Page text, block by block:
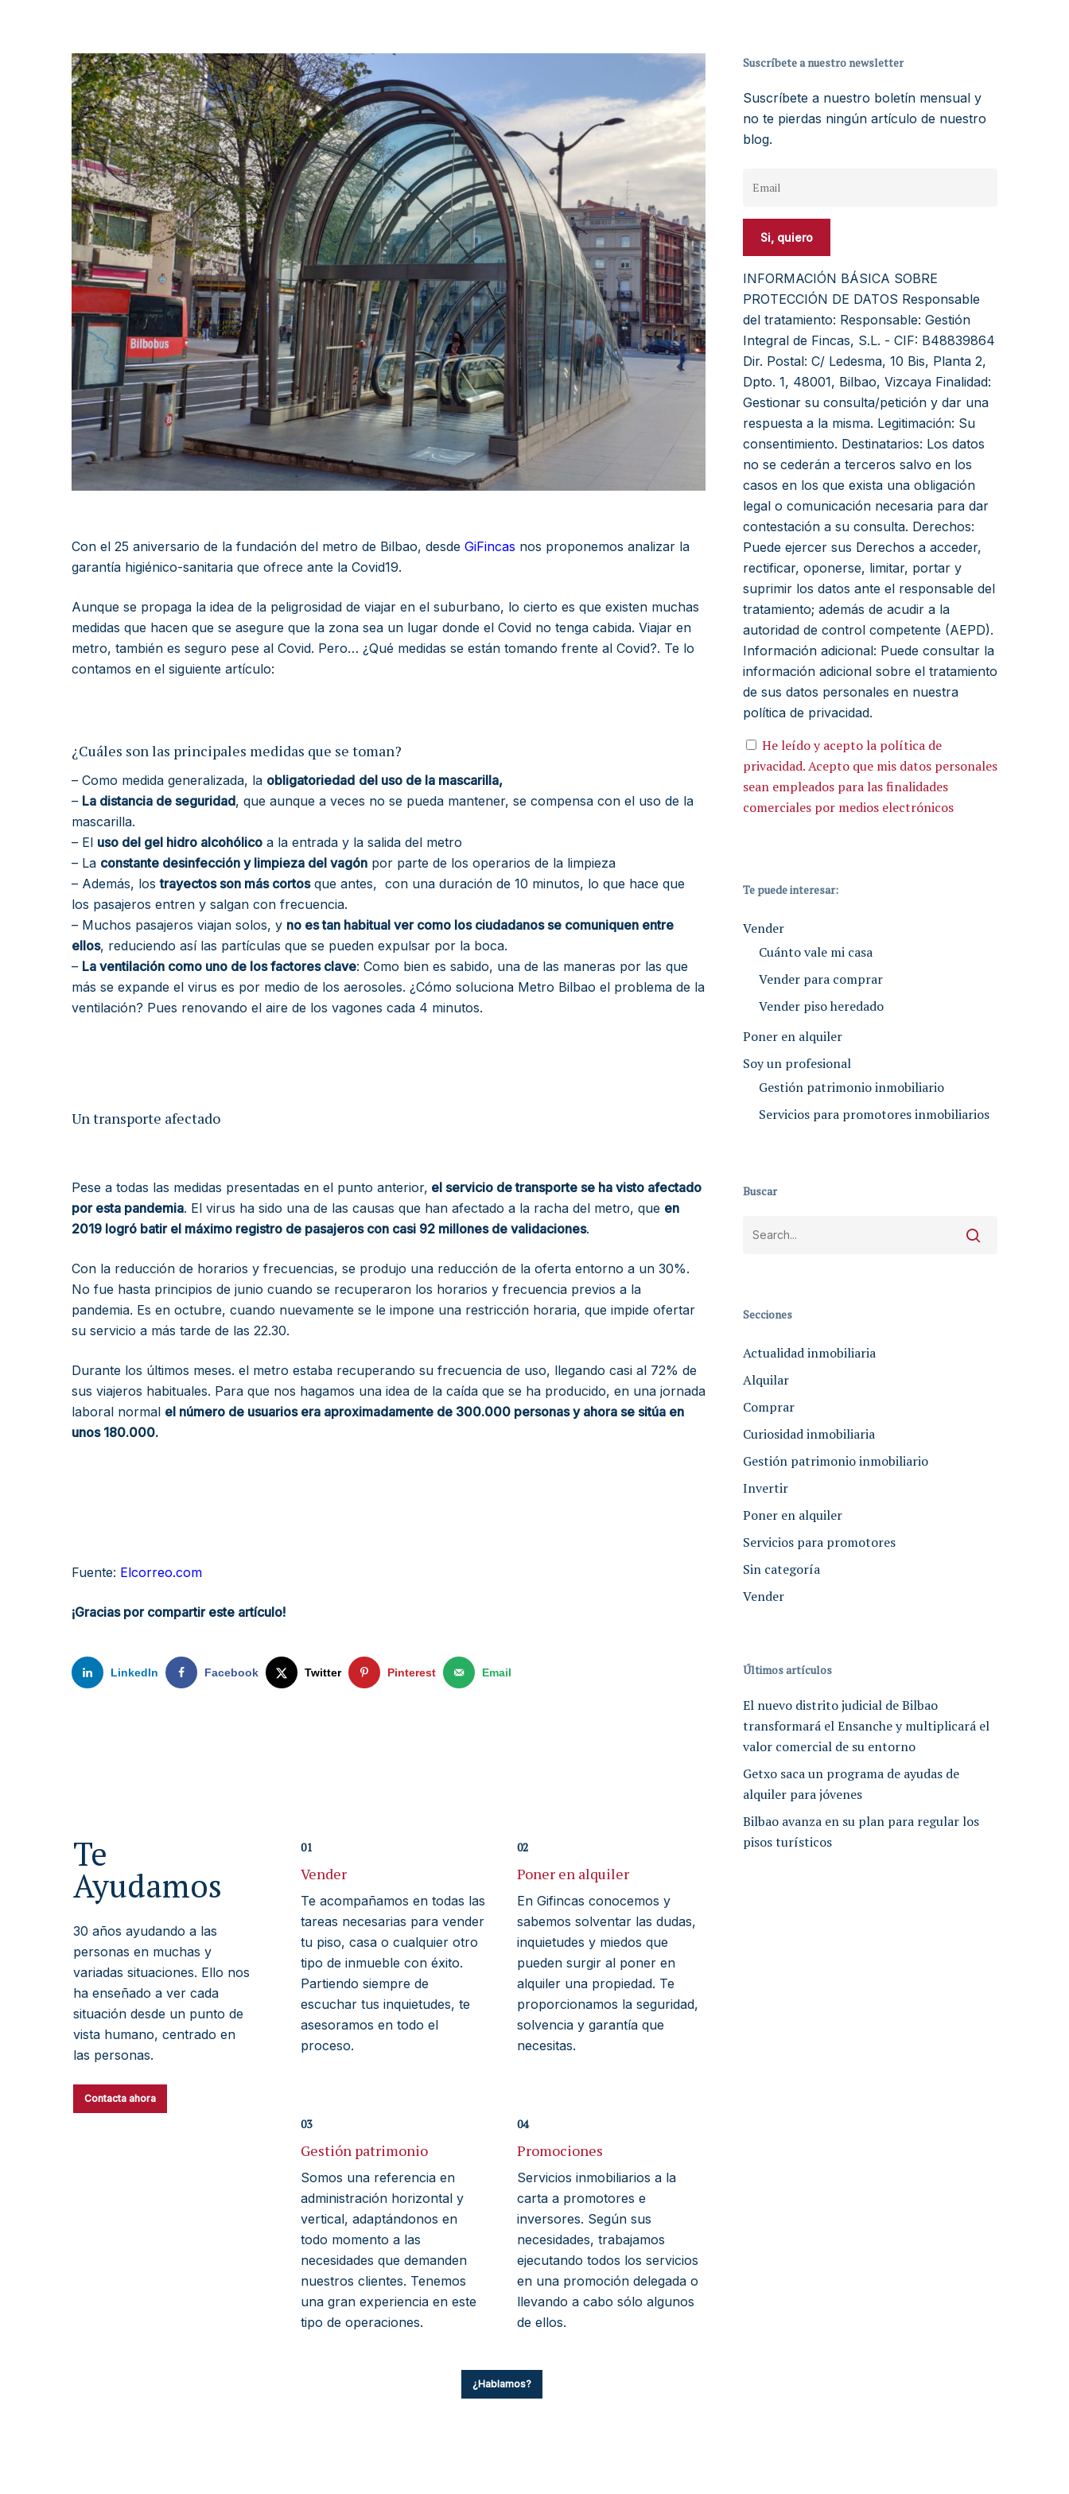
Con el 25 aniversario de la fundación del metro de Bilbao, desde GiFincas nos proponemos analizar la
garantía higiénico-sanitaria que ofrece ante la Covid19.
Aunque se propaga la idea de la peligrosidad de viajar en el suburbano, lo cierto es que existen muchas
medidas que hacen que se asegure que la zona sea un lugar donde el Covid no tenga cabida. Viajar en
metro, también es seguro pese al Covid. Pero… ¿Qué medidas se están tomando frente al Covid?. Te lo
contamos en el siguiente artículo:
¿Cuáles son las principales medidas que se toman?
– Como medida generalizada, la obligatoriedad del uso de la mascarilla,
– La distancia de seguridad, que aunque a veces no se pueda mantener, se compensa con el uso de la
mascarilla.
– El uso del gel hidro alcohólico a la entrada y la salida del metro
– La constante desinfección y limpieza del vagón por parte de los operarios de la limpieza
– Además, lostrayectos son más cortosque antes, con una duración de 10 minutos, lo que hace que
los pasajeros entren y salgan con frecuencia.
– Muchos pasajeros viajan solos, y no es tan habitual ver como los ciudadanos se comuniquen entre
ellos, reduciendo así las partículas que se pueden expulsar por la boca.
– La ventilación como uno de los factores clave: Como bien es sabido, una de las maneras por las que
más se expande el virus es por medio de los aerosoles. ¿Cómo soluciona Metro Bilbao el problema de la
ventilación? Pues renovando el aire de los vagones cada 4 minutos.
Un transporte afectado
Pese a todas las medidas presentadas en el punto anterior, el servicio de transporte se ha visto afectado
por esta pandemia. El virus ha sido una de las causas que han afectado a la racha del metro, que en
2019 logró batir el máximo registro de pasajeros con casi 92 millones de validaciones.
Con la reducción de horarios y frecuencias, se produjo una reducción de la oferta entorno a un 30%.
No fue hasta principios de junio cuando se recuperaron los horarios y frecuencia previos a la
pandemia. Es en octubre, cuando nuevamente se le impone una restricción horaria, que impide ofertar
su servicio a más tarde de las 22.30.
Durante los últimos meses. el metro estaba recuperando su frecuencia de uso, llegando casi al 72% de
sus viajeros habituales. Para que nos hagamos una idea de la caída que se ha producido, en una jornada
laboral normal el número de usuarios era aproximadamente de 300.000 personas y ahora se sitúa en
unos 180.000.
Fuente: Elcorreo.com
¡Gracias por compartir este artículo!
LinkedIn Facebook Twitter Pinterest Email
Te
Ayudamos
30 años ayudando a las
personas en muchas y
variadas situaciones. Ello nos
ha enseñado a ver cada
situación desde un punto de
vista humano, centrado en
las personas.
Contacta ahora
01
Vender
Te acompañamos en todas las
tareas necesarias para vender
tu piso, casa o cualquier otro
tipo de inmueble con éxito.
Partiendo siempre de
escuchar tus inquietudes, te
asesoramos en todo el
proceso.
02
Poner en alquiler
En Gifincas conocemos y
sabemos solventar las dudas,
inquietudes y miedos que
pueden surgir al poner en
alquiler una propiedad. Te
proporcionamos la seguridad,
solvencia y garantía que
necesitas.
03
Gestión patrimonio
Somos una referencia en
administración horizontal y
vertical, adaptándonos en
todo momento a las
necesidades que demanden
nuestros clientes. Tenemos
una gran experiencia en este
tipo de operaciones.
04
Promociones
Servicios inmobiliarios a la
carta a promotores e
inversores. Según sus
necesidades, trabajamos
ejecutando todos los servicios
en una promoción delegada o
llevando a cabo sólo algunos
de ellos.
¿Hablamos?
Suscríbete a nuestro newsletter
Suscríbete a nuestro boletín mensual y
no te pierdas ningún artículo de nuestro
blog.
INFORMACIÓN BÁSICA SOBRE
PROTECCIÓN DE DATOS Responsable
del tratamiento: Responsable: Gestión
Integral de Fincas, S.L. - CIF: B48839864
Dir. Postal: C/ Ledesma, 10 Bis, Planta 2,
Dpto. 1, 48001, Bilbao, Vizcaya Finalidad:
Gestionar su consulta/petición y dar una
respuesta a la misma. Legitimación: Su
consentimiento. Destinatarios: Los datos
no se cederán a terceros salvo en los
casos en los que exista una obligación
legal o comunicación necesaria para dar
contestación a su consulta. Derechos:
Puede ejercer sus Derechos a acceder,
rectificar, oponerse, limitar, portar y
suprimir los datos ante el responsable del
tratamiento; además de acudir a la
autoridad de control competente (AEPD).
Información adicional: Puede consultar la
información adicional sobre el tratamiento
de sus datos personales en nuestra
política de privacidad.
He leído y acepto la política de
privacidad. Acepto que mis datos personales
sean empleados para las finalidades
comerciales por medios electrónicos
Te puede interesar:
Vender
Cuánto vale mi casa
Vender para comprar
Vender piso heredado
Poner en alquiler
Soy un profesional
Gestión patrimonio inmobiliario
Servicios para promotores inmobiliarios
Buscar
Secciones
Actualidad inmobiliaria
Alquilar
Comprar
Curiosidad inmobiliaria
Gestión patrimonio inmobiliario
Invertir
Poner en alquiler
Servicios para promotores
Sin categoría
Vender
Últimos artículos
El nuevo distrito judicial de Bilbao
transformará el Ensanche y multiplicará el
valor comercial de su entorno
Getxo saca un programa de ayudas de
alquiler para jóvenes
Bilbao avanza en su plan para regular los
pisos turísticos